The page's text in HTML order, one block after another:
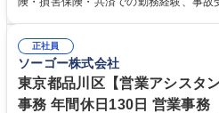
指定する業務 募集職種 横浜市【共済金支払事務】金融保険業界経験歓迎/
各種手当充実/転勤無
務へのキャリアチェンジ希望者も大歓迎です！ 学歴・資格 学歴
大学 高専 短大 専修学校 高校 語学力： 資
正社員
ソーゴー株式会社
東京都品川区【営業アシスタ
事務 年間休日130日 営業事務